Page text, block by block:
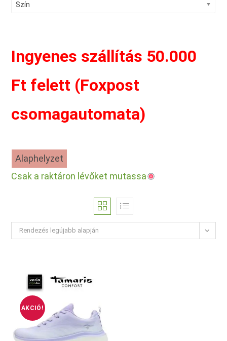
Szín
Ingyenes szállítás 50.000
Ft felett (Foxpost
csomagautomata)
Alaphelyzet
Csak a raktáron lévőket mutassa
Rendezés legújabb alapján
AKCIÓ!